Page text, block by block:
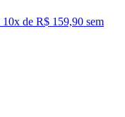
10x de R$ 159,90 sem